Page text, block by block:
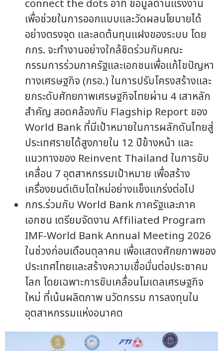
connect the dots อาทิ ข้อมูลด้านแรงงาน
เพื่อช่วยในการออกแบบและวัดผลนโยบายได้
อย่างตรงจุด และลดต้นทุนแฝงของระบบ โดย
กกร. จะทำงานอย่างใกล้ชิดร่วมกับคณะ
กรรมการร่วมภาครัฐและเอกชนเพื่อแก้ไขปัญหา
ทางเศรษฐกิจ (กรอ.) ในการปรับโครงสร้างและ
ยกระดับศักยภาพเศรษฐกิจไทยผ่าน 4 เสาหลัก
สำคัญ สอดคล้องกับ Flagship Report ของ
World Bank ที่มีเป้าหมายในการผลักดันไทยสู่
ประเทศรายได้สูงภายใน 12 ปีข้างหน้า และ
แนวทางของ Reinvent Thailand ในการขับ
เคลื่อน 7 อุตสาหกรรมเป้าหมาย เพื่อสร้าง
เครื่องยนต์เติบโตใหม่อย่างแข็งแกร่งต่อไป
กกร.ร่วมกับ World Bank ภาครัฐและภาค
เอกชน เตรียมจัดงาน Affiliated Program
IMF-World Bank Annual Meeting 2026
ในช่วงก่อนเดือนตุลาคม เพื่อแสดงศักยภาพของ
ประเทศไทยและสร้างความเชื่อมั่นต่อประชาคม
โลก โดยเฉพาะการขับเคลื่อนโมเดลเศรษฐกิจ
ใหม่ ที่เน้นผลิตภาพ นวัตกรรม การลงทุนใน
อุตสาหกรรมแห่งอนาคต